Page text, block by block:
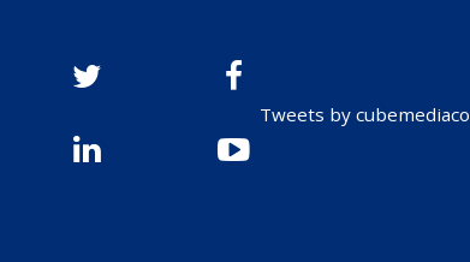
Tweets by cubemediaco